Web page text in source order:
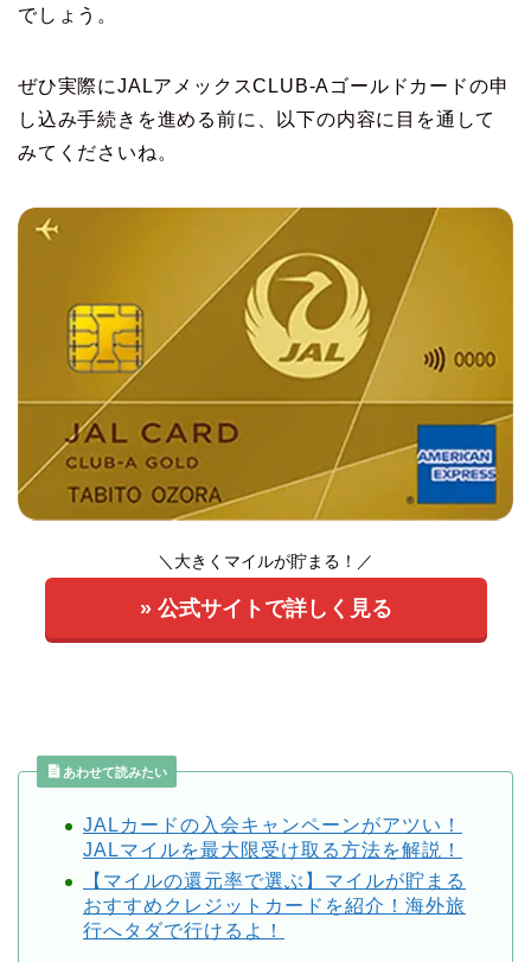
でしょう。
ぜひ実際にJALアメックスCLUB-Aゴールドカードの申
し込み手続きを進める前に、以下の内容に目を通して
みてくださいね。
＼大きくマイルが貯まる！／
» 公式サイトで詳しく見る
あわせて読みたい
JALカードの入会キャンペーンがアツい！
JALマイルを最大限受け取る方法を解説！
【マイルの還元率で選ぶ】マイルが貯まる
おすすめクレジットカードを紹介！海外旅
行へタダで行けるよ！